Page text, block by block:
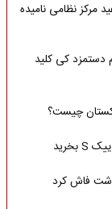
مرکز نظامی نامیده
دستمزد کی کلید
چیست؟
فاش کرد